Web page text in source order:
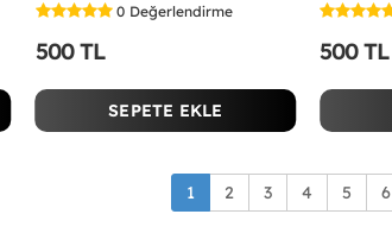
0 Değerlendirme
500 TL
SEPETE EKLE
500 TL
1 2 3 4 5 6